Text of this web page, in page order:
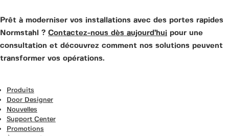
Prêt à moderniser vos installations avec des portes rapides
Normstahl ? Contactez-nous dès aujourd’hui pour une
consultation et découvrez comment nos solutions peuvent
transformer vos opérations.
Produits
Door Designer
Nouvelles
Support Center
Promotions